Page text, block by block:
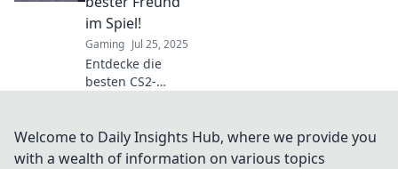
überraschen!
im Spiel!
Gaming Jul 25, 2025
Entdecke die
besten CS2-
nächste Level!
Werde zum Profi
Welcome to Daily Insights Hub, where we provide you
with a wealth of information on various topics